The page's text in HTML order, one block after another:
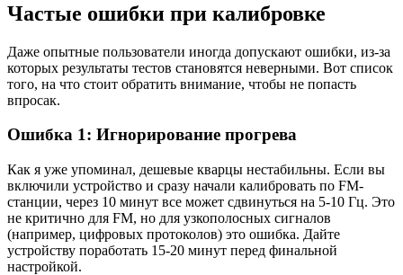
Частые ошибки при калибровке
Даже опытные пользователи иногда допускают ошибки, из-за
которых результаты тестов становятся неверными. Вот список
того, на что стоит обратить внимание, чтобы не попасть
впросак.
Ошибка 1: Игнорирование прогрева
Как я уже упоминал, дешевые кварцы нестабильны. Если вы
включили устройство и сразу начали калибровать по FM-
станции, через 10 минут все может сдвинуться на 5-10 Гц. Это
не критично для FM, но для узкополосных сигналов
(например, цифровых протоколов) это ошибка. Дайте
устройству поработать 15-20 минут перед финальной
настройкой.